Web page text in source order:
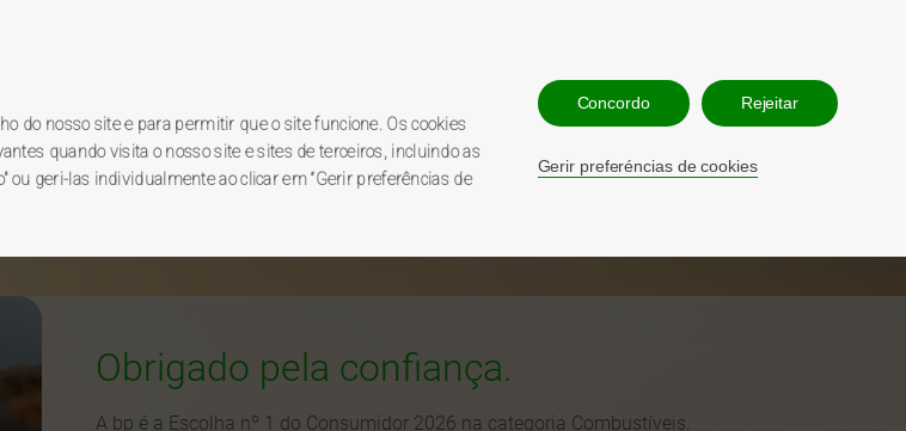
do nosso site e para permitir que o site funcione. Os cookies
quando visita o nosso site e sites de terceiros, incluindo as
ou geri-las individualmente ao clicar em “Gerir preferências de
Concordo Rejeitar
Gerir preferéncias de cookies
210 547 860
808 200 068
promoções postos BP
Obrigado pela confiança.
A bp é a Escolha nº 1 do Consumidor 2026 na categoria Combustíveis.